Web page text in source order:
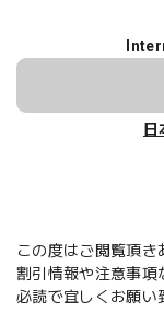
この度はご閲覧頂き
割引情報や注意事項
必読で宜しくお願い